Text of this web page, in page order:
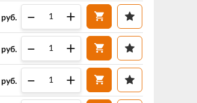
руб. – +
руб. – +
руб. – +